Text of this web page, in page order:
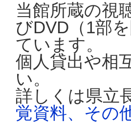
当館所蔵の視
びDVD（1部
ています。
個人貸出や相
い。
詳しくは県立
覚資料、その